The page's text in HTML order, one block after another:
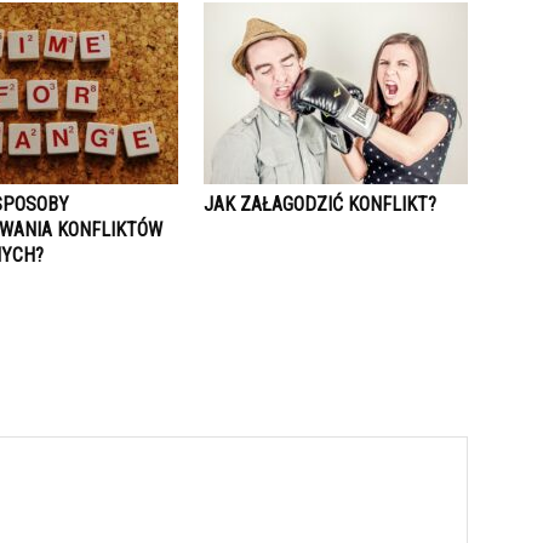
KONFLIKTÓW
JAK ZAŁAGODZIĆ KONFLIKT?